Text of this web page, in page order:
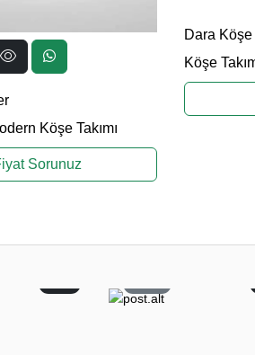
Köşe Takımı
Sorunuz
Dara
Köşe